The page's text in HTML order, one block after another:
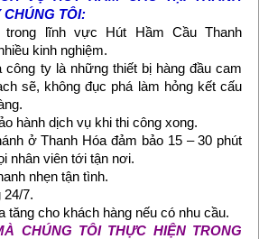
CHÚNG TÔI:
lĩnh vực Hút Hầm Cầu Thanh
kinh nghiệm.
công ty là những thiết bị hàng đầu cam
sẽ, không đục phá làm hỏng kết cấu
hành dịch vụ khi thi công xong.
ở Thanh Hóa đảm bảo 15 – 30 phút
nhân viên tới tận nơi.
nhẹn tận tình.
24/7.
tăng cho khách hàng nếu có nhu cầu.
CHÚNG TÔI THỰC HIỆN TRONG